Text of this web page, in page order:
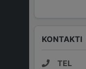
KONTAKTI
TEL